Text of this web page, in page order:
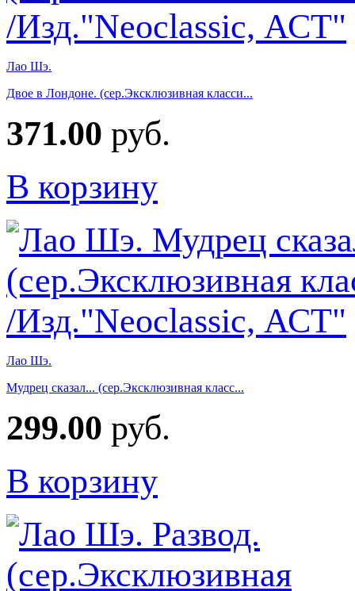
Лао Шэ.
Двое в Лондоне. (сер.Эксклюзивная класси...
371.00 руб.
В корзину
Лао Шэ.
Мудрец сказал... (сер.Эксклюзивная класс...
299.00 руб.
В корзину